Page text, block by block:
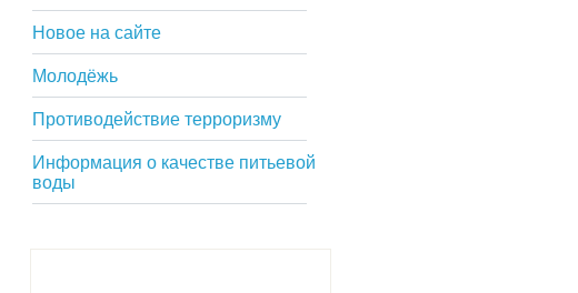
Новое на сайте
Молодёжь
Противодействие терроризму
Информация о качестве питьевой
воды